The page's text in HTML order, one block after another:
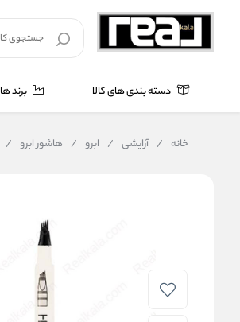
دسته بندی های کالا برند ها
خانه / آرایشی / ابرو / هاشور ابرو /